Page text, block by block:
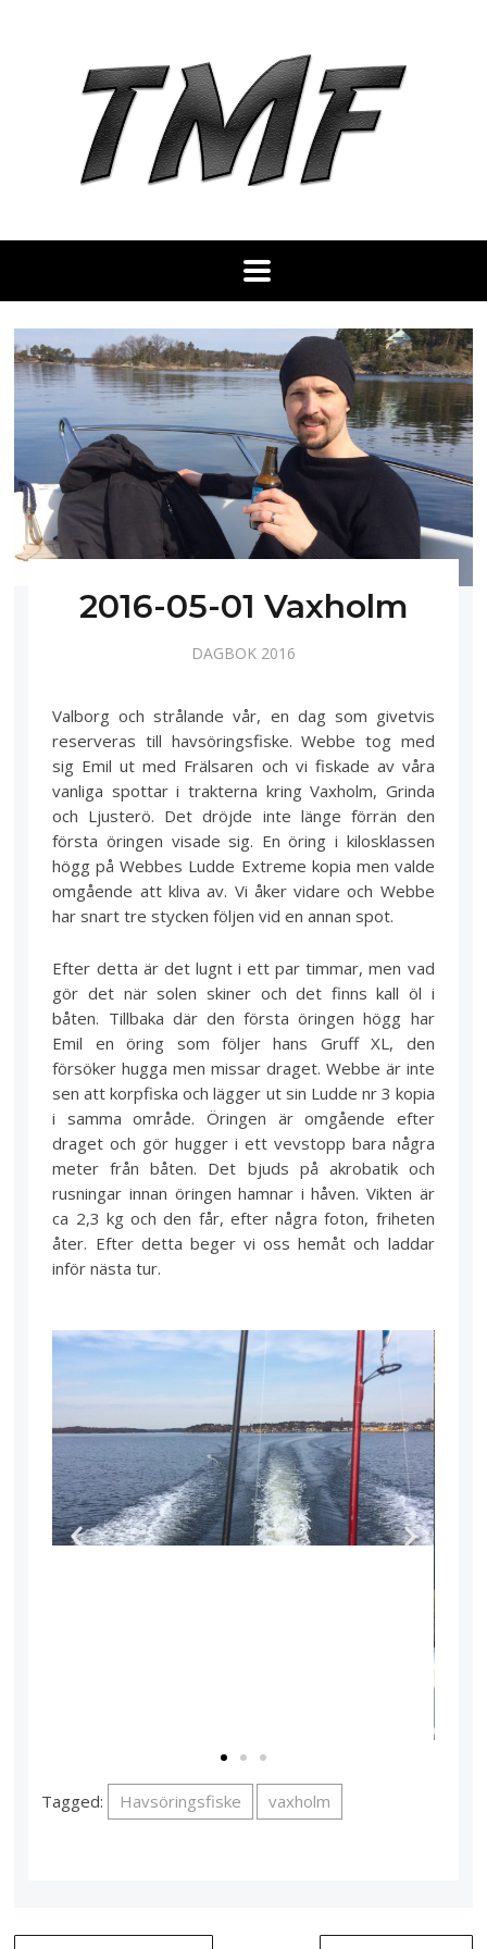
2016-05-01 Vaxholm
DAGBOK 2016
Valborg och strålande vår, en dag som givetvis
reserveras till havsöringsfiske. Webbe tog med
sig Emil ut med Frälsaren och vi fiskade av våra
vanliga spottar i trakterna kring Vaxholm, Grinda
och Ljusterö. Det dröjde inte länge förrän den
första öringen visade sig. En öring i kilosklassen
högg på Webbes Ludde Extreme kopia men valde
omgående att kliva av. Vi åker vidare och Webbe
har snart tre stycken följen vid en annan spot.
Efter detta är det lugnt i ett par timmar, men vad
gör det när solen skiner och det finns kall öl i
båten. Tillbaka där den första öringen högg har
Emil en öring som följer hans Gruff XL, den
försöker hugga men missar draget. Webbe är inte
sen att korpfiska och lägger ut sin Ludde nr 3 kopia
i samma område. Öringen är omgående efter
draget och gör hugger i ett vevstopp bara några
meter från båten. Det bjuds på akrobatik och
rusningar innan öringen hamnar i håven. Vikten är
ca 2,3 kg och den får, efter några foton, friheten
åter. Efter detta beger vi oss hemåt och laddar
inför nästa tur.
Tagged: Havsöringsfiske vaxholm